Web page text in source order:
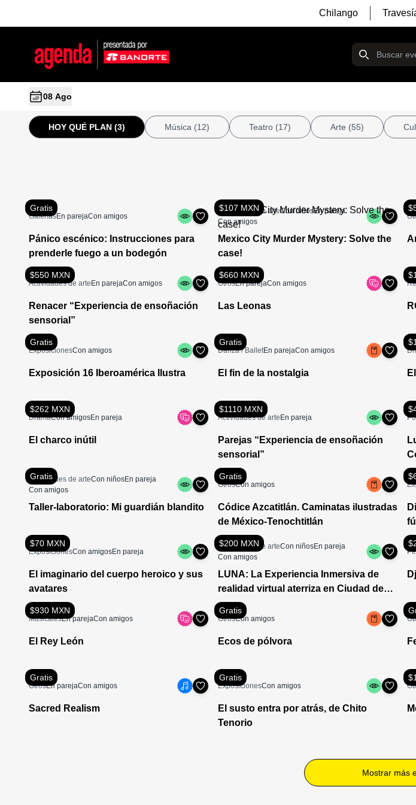
Chilango
08 Ago
HOY QUÉ PLAN (3) Música (12) Teatro (17) Arte (55)
Gratis
GaleríasEn parejaCon amigos
Pánico escénico: Instrucciones para
prenderle fuego a un bodegón
$107 MXN
Actividades de arteCon niñosEn pareja
Con amigos
Mexico City Murder Mystery: Solve the
case!
$550 MXN
Actividades de arte En parejaCon amigos
Renacer “Experiencia de ensoñación
sensorial”
$660 MXN
OtrosEn parejaCon amigos
Las Leonas
Gratis
ExposicionesCon amigos
Exposición 16 Iberoamérica Ilustra
Gratis
Danza / BalletEn parejaCon amigos
El fin de la nostalgia
$262 MXN
DramaCon amigosEn pareja
El charco inútil
$1110 MXN
Actividades de arte En pareja
Parejas “Experiencia de ensoñación
sensorial”
Gratis
Actividades de arteCon niñosEn pareja
Con amigos
Taller-laboratorio: Mi guardián blandito
Gratis
OtrosCon amigos
Códice Azcatitlán. Caminatas ilustradas
de México-Tenochtitlán
$70 MXN
ExposicionesCon amigosEn pareja
El imaginario del cuerpo heroico y sus
avatares
$200 MXN
Actividades de arteCon niñosEn pareja
Con amigos
LUNA: La Experiencia Inmersiva de
realidad virtual aterriza en Ciudad de
México
$930 MXN
MusicalesEn parejaCon amigos
El Rey León
Gratis
OtrosCon amigos
Ecos de pólvora
Gratis
OtrosEn parejaCon amigos
Sacred Realism
Gratis
ExposicionesCon amigos
El susto entra por atrás, de Chito
Tenorio
Mostrar más